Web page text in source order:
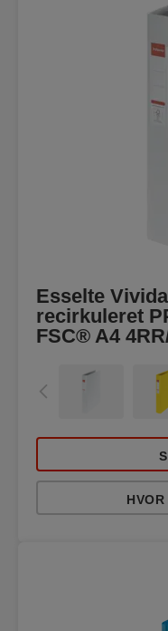
Esselte
recirkuleret
FSC® A4